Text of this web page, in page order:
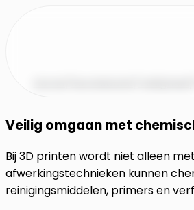
Veilig omgaan met
Bij 3D printen wordt niet alleen
afwerkingstechnieken kunnen
reinigingsmiddelen, primers en